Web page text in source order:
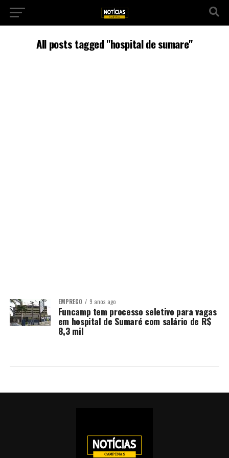
All posts tagged "hospital de sumare"
EMPREGO 9 anos ago
Funcamp tem processo seletivo para vagas
em hospital de Sumaré com salário de R$
8,3 mil